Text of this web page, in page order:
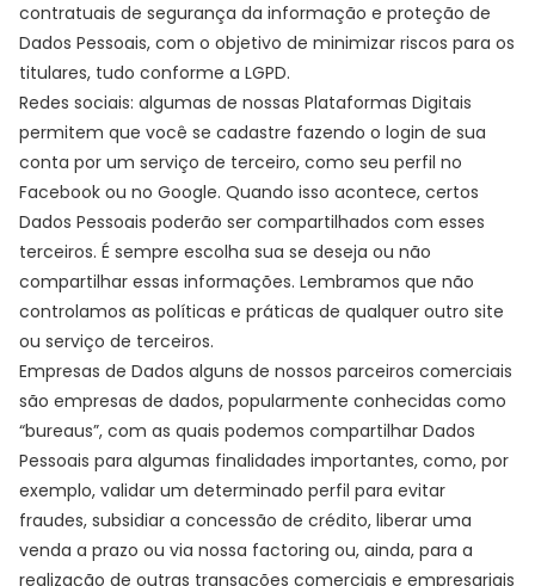
contratuais de segurança da informação e proteção de
Dados Pessoais, com o objetivo de minimizar riscos para os
titulares, tudo conforme a LGPD.
Redes sociais: algumas de nossas Plataformas Digitais
permitem que você se cadastre fazendo o login de sua
conta por um serviço de terceiro, como seu perfil no
Facebook ou no Google. Quando isso acontece, certos
Dados Pessoais poderão ser compartilhados com esses
terceiros. É sempre escolha sua se deseja ou não
compartilhar essas informações. Lembramos que não
controlamos as políticas e práticas de qualquer outro site
ou serviço de terceiros.
Empresas de Dados alguns de nossos parceiros comerciais
são empresas de dados, popularmente conhecidas como
“bureaus”, com as quais podemos compartilhar Dados
Pessoais para algumas finalidades importantes, como, por
exemplo, validar um determinado perfil para evitar
fraudes, subsidiar a concessão de crédito, liberar uma
venda a prazo ou via nossa factoring ou, ainda, para a
realização de outras transações comerciais e empresariais